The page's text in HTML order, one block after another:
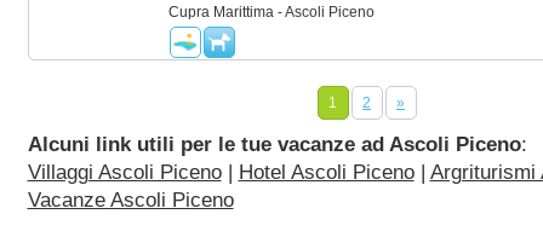
Cupra Marittima - Ascoli Piceno
1 2 »
Alcuni link utili per le tue vacanze ad Ascoli Piceno:
Villaggi Ascoli Piceno| Hotel Ascoli Piceno| Argriturismi
Vacanze Ascoli Piceno